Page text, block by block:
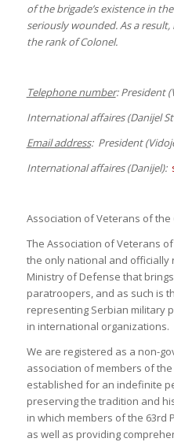
of the brigade’s existence in
seriously wounded. As a
the rank of Colonel.
Telephone number: President
International affaires (Danijel
Email address: President
International affaires (Danijel):
Association of Veterans of the
The Association of Veterans
the only national and officially
Ministry of Defense that
paratroopers, and as such is
representing Serbian military
in international organizations.
We are registered as a non-
association of members of
established for an indefinite
preserving the tradition and
in which members of the 63rd
as well as providing